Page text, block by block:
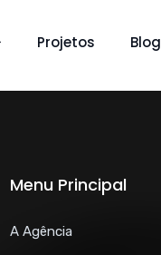
Projetos Blog
Menu Principal
A Agência